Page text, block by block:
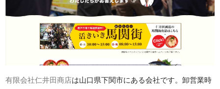
有限会社仁井田商店は山口県下関市にある会社です。卸営業時